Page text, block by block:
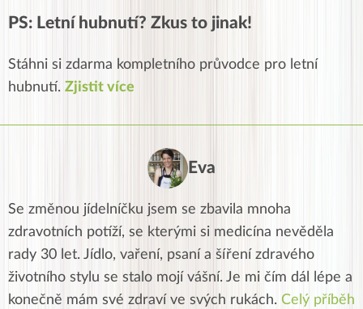
PS: Letní hubnutí? Zkus to jinak!
Stáhni si zdarma kompletního průvodce pro letní
hubnutí. Zjistit více
Eva
Se změnou jídelníčku jsem se zbavila mnoha
zdravotních potíží, se kterými si medicína nevěděla
rady 30 let. Jídlo, vaření, psaní a šíření zdravého
životního stylu se stalo mojí vášní. Je mi čím dál lépe a
konečně mám své zdraví ve svých rukách. Celý příběh